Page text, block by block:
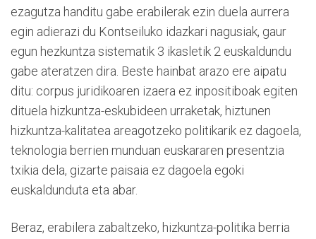
ezagutza handitu gabe erabilerak ezin duela aurrera
egin adierazi du Kontseiluko idazkari nagusiak, gaur
egun hezkuntza sistematik 3 ikasletik 2 euskaldundu
gabe ateratzen dira. Beste hainbat arazo ere aipatu
ditu: corpus juridikoaren izaera ez inpositiboak egiten
dituela hizkuntza-eskubideen urraketak, hiztunen
hizkuntza-kalitatea areagotzeko politikarik ez dagoela,
teknologia berrien munduan euskararen presentzia
txikia dela, gizarte paisaia ez dagoela egoki
euskaldunduta eta abar.
Beraz, erabilera zabaltzeko, hizkuntza-politika berria